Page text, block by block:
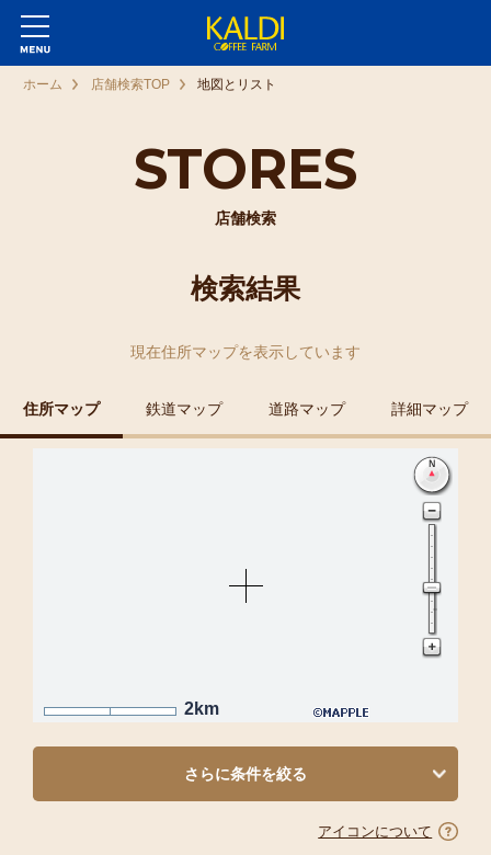
STORES
店舗検索
ホーム 店舗検索TOP 地図とリスト
検索結果
現在住所マップを表示しています
住所マップ 鉄道マップ 道路マップ 詳細マップ
2km
さらに条件を絞る
アイコンについて